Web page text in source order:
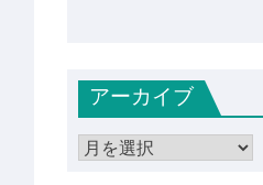
アーカイブ
ア